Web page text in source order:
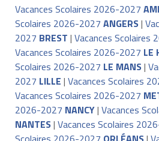
Vacances Scolaires 2026-2027
Scolaires 2026-2027 ANGERS|
2027 BREST | Vacances Scolaires
Vacances Scolaires 2026-2027 LE
Scolaires 2026-2027 LE MANS|
2027 LILLE | Vacances Scolaires
Vacances Scolaires 2026-2027
2026-2027 NANCY| Vacances
NANTES| Vacances Scolaires